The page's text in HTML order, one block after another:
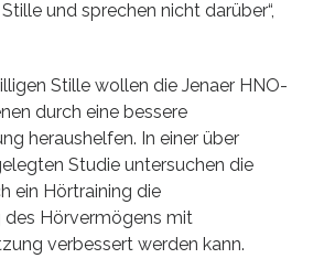
und sprechen nicht darüber“,
Stille wollen die Jenaer HNO-
durch eine bessere
heraushelfen. In einer über
Studie untersuchen die
ein Hörtraining die
Hörvermögens mit
verbessert werden kann.